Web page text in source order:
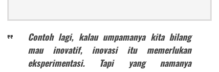
Contoh lagi, kalau umpamanya kita bilang
mau inovatif, inovasi itu memerlukan
eksperimentasi. Tapi yang namanya